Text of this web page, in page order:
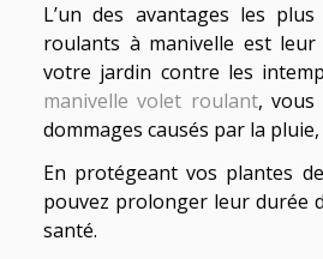
L’un des avantages les
roulants à manivelle est
votre jardin contre les
manivelle volet roulant, vous
dommages causés par la
En protégeant vos plantes
pouvez prolonger leur durée
santé.